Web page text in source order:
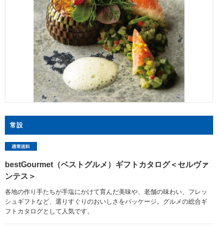
常設
bestGourmet（ベストグルメ）ギフトカタログ＜セルヴァ
ンテス＞
各地の作り手たちが手塩にかけて育んだ美味や、老舗の味わい、フレッ
シュギフトなど、選りすぐりのおいしさをパッケージ。グルメの総合ギ
フトカタログとして人気です。